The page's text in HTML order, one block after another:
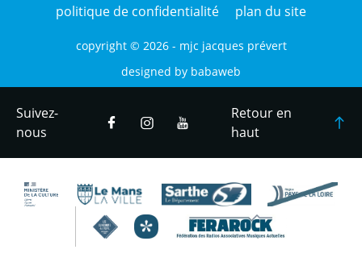
politique de confidentialité
plan du site
copyright © 2026 - mjc jacques prévert
designed by babaweb
Suivez-
nous
Retour en
haut